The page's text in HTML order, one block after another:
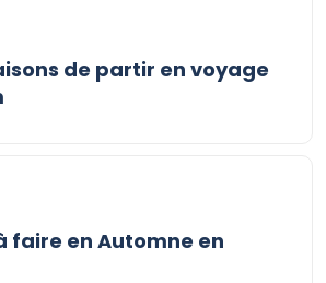
de partir en voyage
faire en Automne en